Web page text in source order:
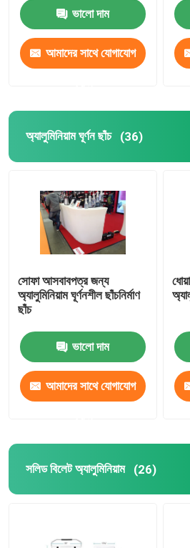
ভালো দাম
আমাদের সাথে যোগাযোগ
অ্যালুমিনিয়াম ঘূর্ণন ছাঁচ (36)
সোফা আসবাবপত্র জন্য
অ্যালুমিনিয়াম ঘূর্ণনশীল ছাঁচনির্মাণ
ছাঁচ
ভালো দাম
আমাদের সাথে যোগাযোগ
সলিড বিলেট অ্যালুমিনিয়াম (26)